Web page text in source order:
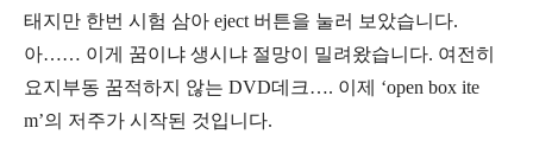
태지만 한번 시험 삼아 eject 버튼을 눌러 보았습니다.
아…… 이게 꿈이냐 생시냐 절망이 밀려왔습니다. 여전히
요지부동 꿈적하지 않는 DVD데크…. 이제 ‘open box ite
m’의 저주가 시작된 것입니다.